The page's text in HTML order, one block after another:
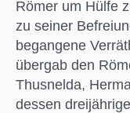
Römer um Hülfe
zu seiner
begangene
übergab den
Thusnelda,
dessen